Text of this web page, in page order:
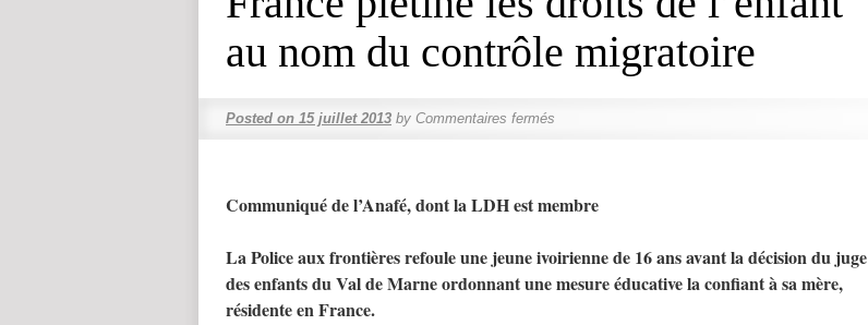
au nom du contrôle migratoire
Posted on 15 juillet 2013 by Commentaires fermés
Communiqué de l’Anafé, dont la LDH est membre
La Police aux frontières refoule une jeune ivoirienne de 16 ans avant la décision du juge
des enfants du Val de Marne ordonnant une mesure éducative la confiant à sa mère,
résidente en France.